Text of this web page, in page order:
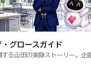
・グロースガイド
る山田の実録ストーリー。企